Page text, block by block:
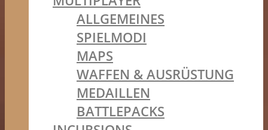
ALLGEMEINES
SPIELMODI
MAPS
WAFFEN & AUSRÜSTUNG
MEDAILLEN
BATTLEPACKS